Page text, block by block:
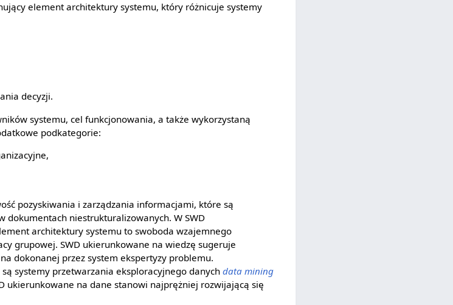
element architektury systemu, który różnicuje systemy
decyzji.
systemu, cel funkcjonowania, a także wykorzystaną
podkategorie:
pozyskiwania i zarządzania informacjami, które są
niestrukturalizowanych. W SWD
architektury systemu to swoboda wzajemnego
grupowej. SWD ukierunkowane na wiedzę sugeruje
dokonanej przez system ekspertyzy problemu.
systemy przetwarzania eksploracyjnego danychdata mining
ukierunkowane na dane stanowi najprężniej rozwijającą się